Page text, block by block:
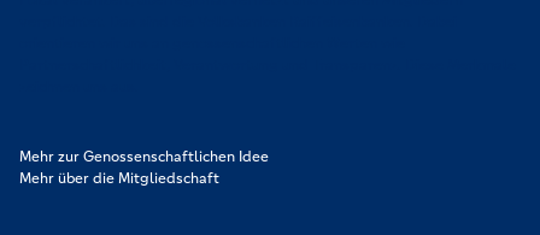
Mehr zur Genossenschaftlichen Idee
Mehr über die Mitgliedschaft